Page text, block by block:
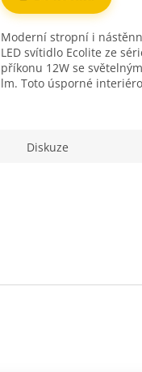
Moderní stropní i
LED svítidlo Ecolite ze
příkonu 12W se
lm. Toto úsporné
Diskuze